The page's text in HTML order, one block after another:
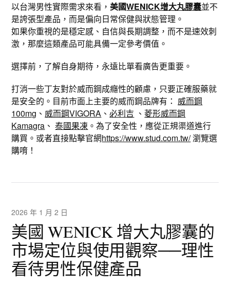
以台灣男性實際需求來看，美國WENICK增大丸膠囊並不
是誇張型產品，而是偏向日常保健與狀態管理。
如果你重視的是穩定感、自信與長期調整，而不是速效刺
激，那麼這類產品可能具備一定參考價值。
選擇前，了解自身期待，永遠比單看廣告更重要。
打消一些丁友對於威而鋼成癮性的顧慮，只要正確服藥就
是安全的。目前市面上主要的威而鋼品牌有： 威而鋼
100mg 、 威而鋼VIGORA 、必利吉 、菱形威而鋼
Kamagra 、泰國果凍 。為了安全性，應從正規渠道進行
購買。或者直接點擊官網https://www.stud.com.tw/瀏覽選
購唷！
2026 年 1 月 2 日
美國 WENICK 增大丸膠囊的
市場定位與使用觀察──理性
看待男性保健產品